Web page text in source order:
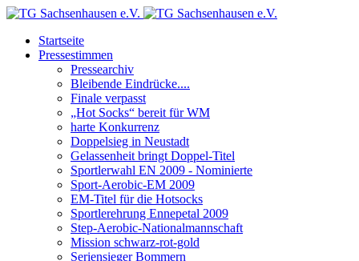
Startseite
Pressestimmen
Pressearchiv
Bleibende Eindrücke....
Finale verpasst
„Hot Socks“ bereit für WM
harte Konkurrenz
Doppelsieg in Neustadt
Gelassenheit bringt Doppel-Titel
Sportlerwahl EN 2009 - Nominierte
Sport-Aerobic-EM 2009
EM-Titel für die Hotsocks
Sportlerehrung Ennepetal 2009
Step-Aerobic-Nationalmannschaft
Mission schwarz-rot-gold
Seriensieger Bommern